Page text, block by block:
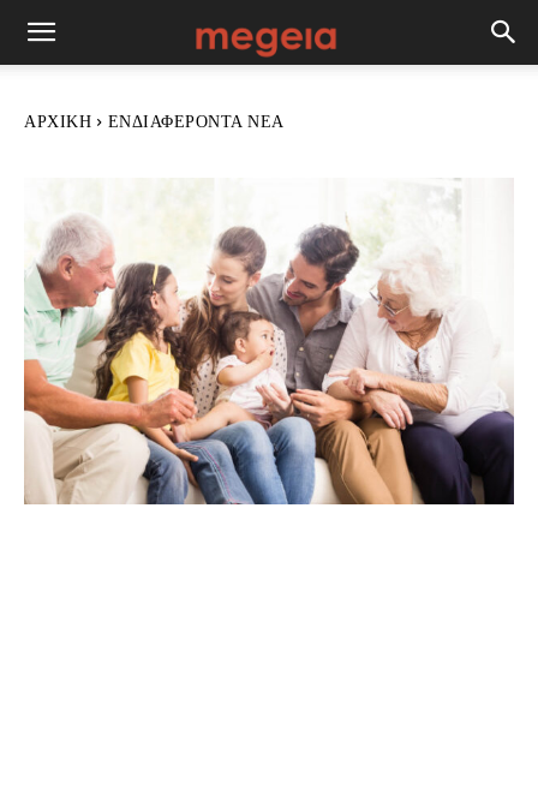
ΑΡΧΙΚΉ ΕΝΔΙΑΦΈΡΟΝΤΑ ΝΈΑ